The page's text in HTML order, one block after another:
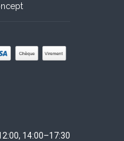
14:00–17:30